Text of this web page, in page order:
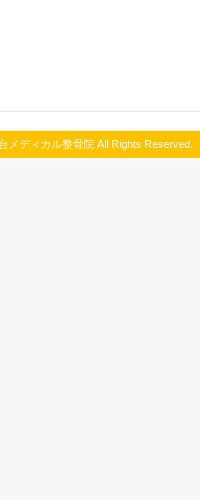
めに仙台市青葉区二
院にて治療をおすす
り除くことはもちろ
予防にもつながりま
うと正しいフォーム